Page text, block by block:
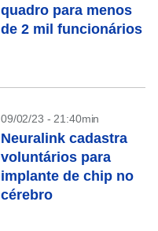
quadro para menos
de 2 mil funcionários
09/02/23 - 21:40min
Neuralink cadastra
voluntários para
implante de chip no
cérebro